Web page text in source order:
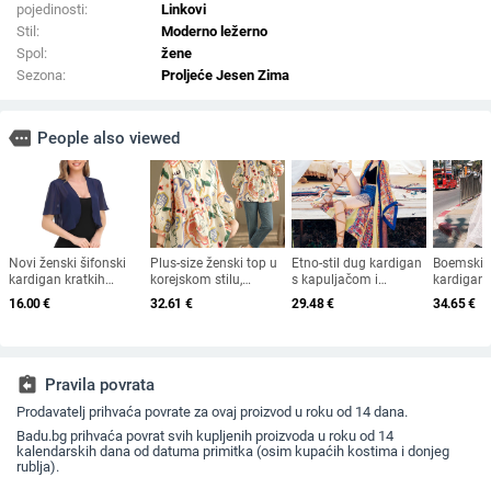
pojedinosti:
Linkovi
Stil:
Moderno ležerno
Spol:
žene
Sezona:
Proljeće Jesen Zima
more People also viewed
Novi ženski šifonski
kardigan kratkih
rukava, europski i
američki Amazon
16.00€
Plus-size ženski top u
korejskom stilu,
ležeran kroj, okrugli
izrez, pamuk (70–
32.61 €
Etno-stil dug kardigan
s kapuljačom i
otiskom, poliester-
najlon smjesa, dugi
29.48€
Boemski
kardigan
cvjetovi,
34.65€
assignment_return Pravila povrata
Prodavatelj prihvaća povrate za ovaj proizvod u roku od 14 dana.
Badu.bg prihvaća povrat svih kupljenih proizvoda u roku od 14
kalendarskih dana od datuma primitka (osim kupaćih kostima i donjeg
rublja).